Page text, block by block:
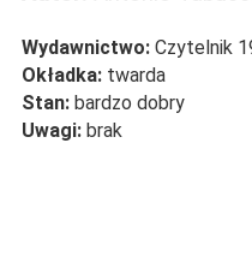
Wydawnictwo: Czytelnik
Okładka: twarda
Stan: bardzo dobry
Uwagi: brak